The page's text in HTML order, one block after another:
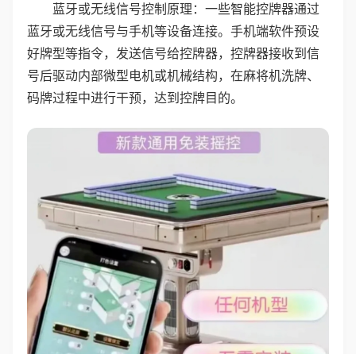
蓝牙或无线信号控制原理：一些智能控牌器通过
蓝牙或无线信号与手机等设备连接。手机端软件预设
好牌型等指令，发送信号给控牌器，控牌器接收到信
号后驱动内部微型电机或机械结构，在麻将机洗牌、
码牌过程中进行干预，达到控牌目的。